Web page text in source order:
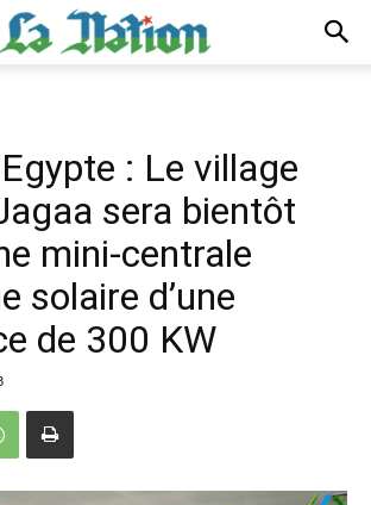
: Le village
sera bientôt
mini-centrale
solaire d’une
de 300 KW